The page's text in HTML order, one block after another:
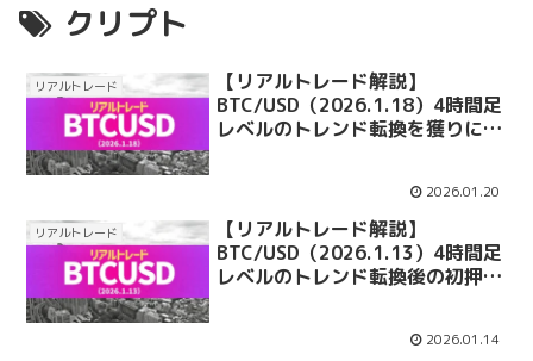
クリプト
リアルトレード
【リアルトレード解説】
BTC/USD（2026.1.18）4時間足
レベルのトレンド転換を獲りにい
2026.01.20
リアルトレード
【リアルトレード解説】
BTC/USD（2026.1.13）4時間足
レベルのトレンド転換後の初押し
2026.01.14